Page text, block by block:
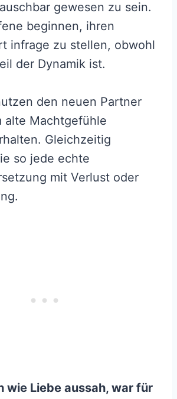
gewesen zu sein.
beginnen, ihren
infrage zu stellen, obwohl
der Dynamik ist.
den neuen Partner
alte Machtgefühle
Gleichzeitig
so jede echte
mit Verlust oder
wie Liebe aussah, war für